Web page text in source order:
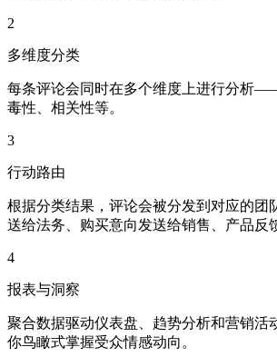
2
多维度分类
每条评论会同时在多个维度上进行分析
毒性、相关性等。
3
行动路由
根据分类结果，评论会被分发到对应的团
送给法务、购买意向发送给销售、产品反
4
报表与洞察
聚合数据驱动仪表盘、趋势分析和营销
你鸟瞰式掌握受众情感动向。